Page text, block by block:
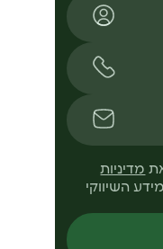
מדיניות
השיווקי